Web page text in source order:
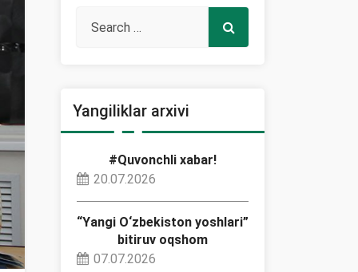
Yangiliklar arxivi
#Quvonchli xabar!
20.07.2026
“Yangi O‘zbekiston yoshlari”
bitiruv oqshom
07.07.2026